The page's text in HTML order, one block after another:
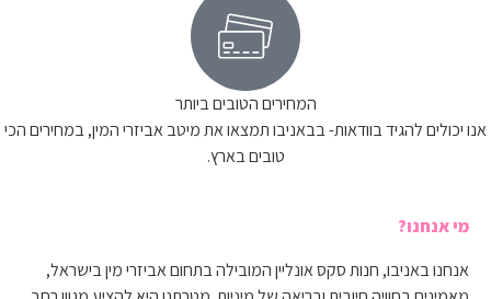
המחירים הטובים ביותר
אנו יכולים להגיד בוודאות- בבאניבו תמצאו את מיטב אביזרי המין, במחירים הכי
טובים בארץ.
מי אנחנו?
אנחנו באניבו, חנות סקס אונליין המובילה בתחום אביזרי מין בישראל,